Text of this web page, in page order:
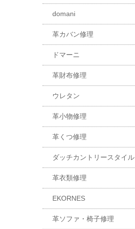
domani
革カバン修理
ドマーニ
革財布修理
ウレタン
革小物修理
革くつ修理
ダッチカントリースタイル
革衣類修理
EKORNES
革ソファ・椅子修理